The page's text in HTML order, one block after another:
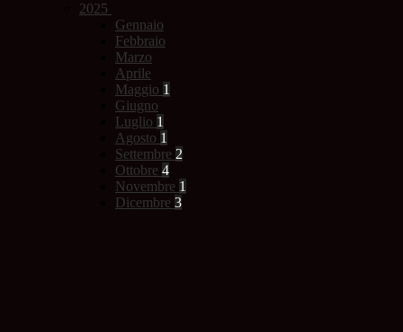
2025
Gennaio
Febbraio
Marzo
Aprile
Maggio 1
Giugno
Luglio 1
Agosto 1
Settembre 2
Ottobre 4
Novembre 1
Dicembre 3